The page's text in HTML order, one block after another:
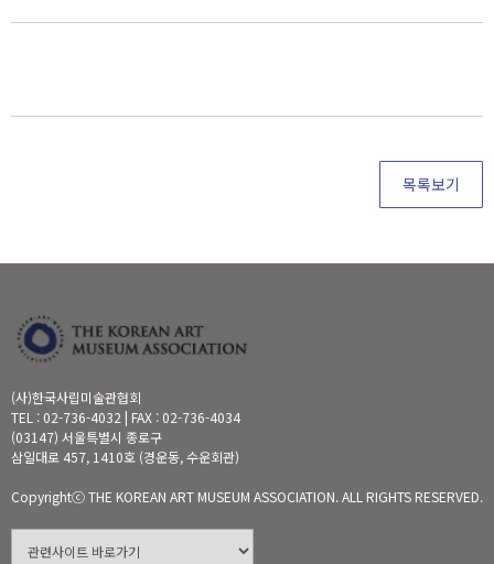
목록보기
(사)한국사립미술관협회
TEL : 02-736-4032 | FAX : 02-736-4034
(03147) 서울특별시 종로구
삼일대로 457, 1410호 (경운동, 수운회관)
Copyrightⓒ THE KOREAN ART MUSEUM ASSOCIATION. ALL RIGHTS RESERVED.